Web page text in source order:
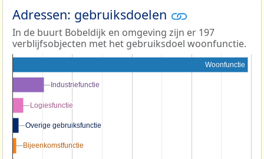
Adressen: gebruiksdoelen
In de buurt Bobeldijk en omgeving zijn er 197
verblijfsobjecten met het gebruiksdoel woonfunctie.
Woonfunctie
Industriefunctie
Industriefunctie
Logiesfunctie
Logiesfunctie
Overige gebruiksfunctie
Overige gebruiksfunctie
Bijeenkomstfunctie
Bijeenkomstfunctie